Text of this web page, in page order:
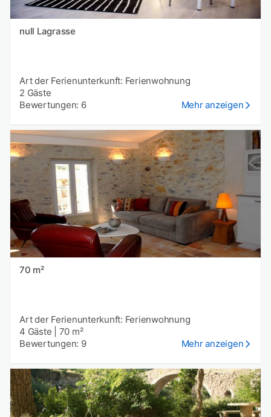
null Lagrasse
Art der Ferienunterkunft: Ferienwohnung
2 Gäste
Bewertungen: 6
Mehr anzeigen
70 m²
Art der Ferienunterkunft: Ferienwohnung
4 Gäste
70 m²
Bewertungen: 9
Mehr anzeigen